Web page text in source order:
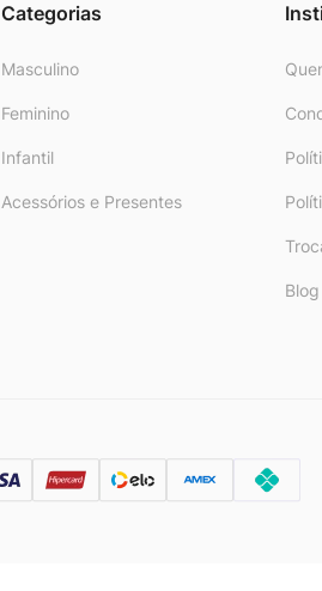
Categorias
Masculino
Feminino
Infantil
Acessórios e Presentes
Blog